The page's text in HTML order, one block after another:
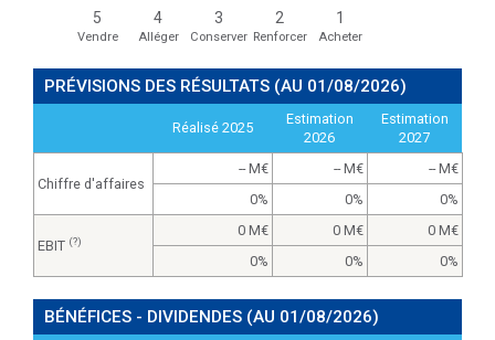
5 4 3 2 1
Vendre Alléger Conserver Renforcer Acheter
PRÉVISIONS DES RÉSULTATS (AU 01/08/2026)
Réalisé 2025
Estimation
2026
Estimation
2027
Chiffre d'affaires
-- M -- M
-- M
0%
0% 0%
EBIT (?)
0 M 0 M
0 M
0%
0% 0%
BÉNÉFICES - DIVIDENDES (AU 01/08/2026)